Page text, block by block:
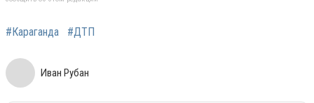
#Караганда #ДТП
Иван Рубан